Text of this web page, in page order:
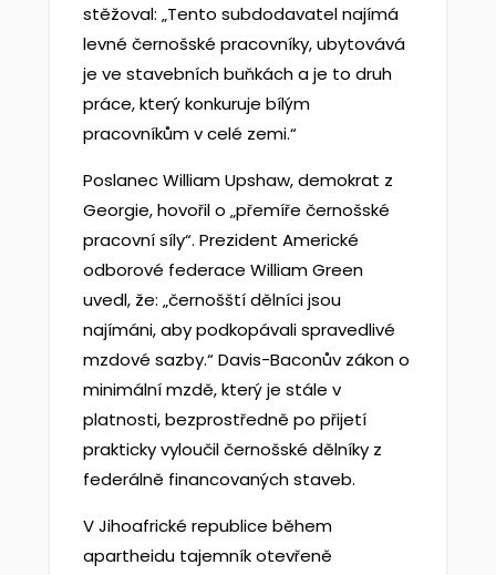
stěžoval: „Tento subdodavatel najímá
levné černošské pracovníky, ubytovává
je ve stavebních buňkách a je to druh
práce, který konkuruje bílým
pracovníkům v celé zemi.“
Poslanec William Upshaw, demokrat z
Georgie, hovořil o „přemíře černošské
pracovní síly“. Prezident Americké
odborové federace William Green
uvedl, že: „černošští dělníci jsou
najímáni, aby podkopávali spravedlivé
mzdové sazby.“ Davis-Baconův zákon o
minimální mzdě, který je stále v
platnosti, bezprostředně po přijetí
prakticky vyloučil černošské dělníky z
federálně financovaných staveb.
V Jihoafrické republice během
apartheidu tajemník otevřeně